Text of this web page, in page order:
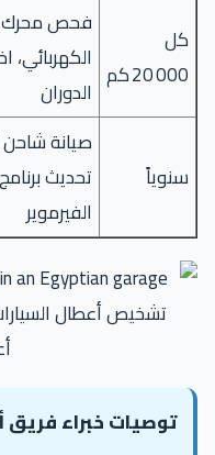
كل
20 000 كم
فحص محرك
الكهربائي،
الدوران
سنوياً
صيانة شاحن
تحديث برنامج
الفيرموير
تشخيص أعطال
توصيات خبراء